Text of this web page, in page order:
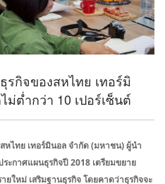
กิจของสหไทย เทอร์มิ
ม่ต่ำกว่า 10 เปอร์เซ็นต์
ไทย เทอร์มินอล จำกัด (มหาชน) ผู้นำ
ะกาศแผนธุรกิจปี 2018 เตรียมขยาย
ยใหม่ เสริมฐานธุรกิจ โดยคาดว่าธุรกิจจะ